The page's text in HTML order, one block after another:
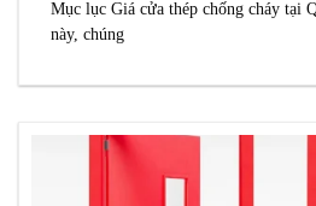
Mục lục Giá cửa thép chống cháy tại
này, chúng